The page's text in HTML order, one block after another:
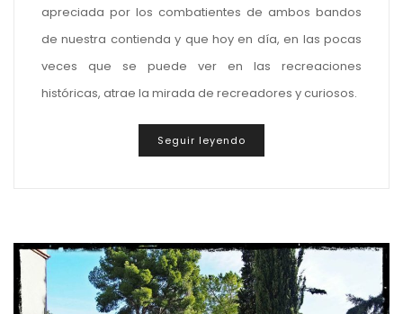
apreciada por los combatientes de ambos bandos
de nuestra contienda y que hoy en día, en las pocas
veces que se puede ver en las recreaciones
históricas, atrae la mirada de recreadores y curiosos.
Seguir leyendo